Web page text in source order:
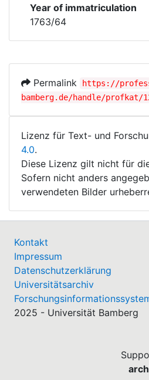
Year of immatriculation
1763/64
Permalink
https://
bamberg.de/handle/profkat/
Lizenz für Text- und
4.0.
Diese Lizenz gilt nicht für
Sofern nicht anders
verwendeten Bilder
Kontakt
Impressum
Datenschutzerklärung
Universitätsarchiv
2025 - Universität Bamberg